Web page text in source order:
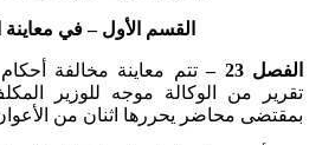
القسم الأول – في معاينة
الفصل 23 –
تتم معاينة مخالفة
تقرير من الوكالة موجه للوزير
بمقتضى محاضر يحررها اثنان من